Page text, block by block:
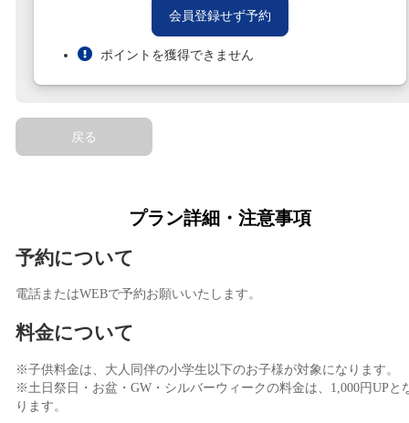
会員登録せず予約
ポイントを獲得できません
戻る
プラン詳細・注意事項
予約について
電話またはWEBで予約お願いいたします。
料金について
※子供料金は、大人同伴の小学生以下のお子様が対象になります。
※土日祭日・お盆・GW・シルバーウィークの料金は、1,000円UPと
ります。